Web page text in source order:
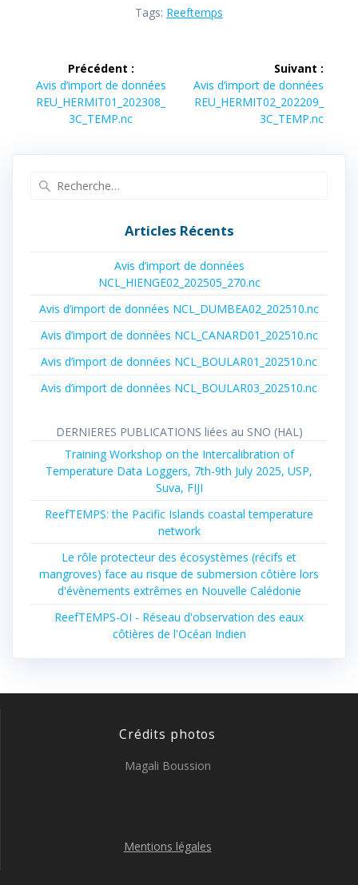
Tags: Reeftemps
Navigation
de
l’article
Précédent :
Article
précédent :
Avis d’import de données
REU_HERMIT01_202308_
3C_TEMP.nc
Suivant :
Article
suivant :
Avis d’import de données
REU_HERMIT02_202209_
3C_TEMP.nc
Articles Récents
Avis d’import de données
NCL_HIENGE02_202505_270.nc
Avis d’import de données NCL_DUMBEA02_202510.nc
Avis d’import de données NCL_CANARD01_202510.nc
Avis d’import de données NCL_BOULAR01_202510.nc
Avis d’import de données NCL_BOULAR03_202510.nc
DERNIERES PUBLICATIONS liées au SNO (HAL)
Training Workshop on the Intercalibration of
Temperature Data Loggers, 7th-9th July 2025, USP,
Suva, FIJI
ReefTEMPS: the Pacific Islands coastal temperature
network
Le rôle protecteur des écosystèmes (récifs et
mangroves) face au risque de submersion côtière lors
d'évènements extrêmes en Nouvelle Calédonie
ReefTEMPS-OI - Réseau d'observation des eaux
côtières de l'Océan Indien
Crédits photos
Magali Boussion
Mentions légales